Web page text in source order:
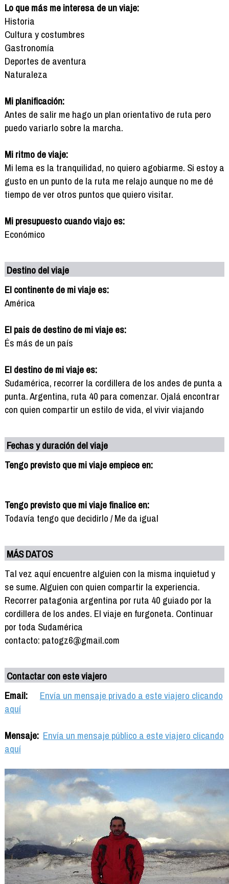
Lo que más me interesa de un viaje:
Historia
Cultura y costumbres
Gastronomía
Deportes de aventura
Naturaleza
Mi planificación:
Antes de salir me hago un plan orientativo de ruta pero
puedo variarlo sobre la marcha.
Mi ritmo de viaje:
Mi lema es la tranquilidad, no quiero agobiarme. Si estoy a
gusto en un punto de la ruta me relajo aunque no me dé
tiempo de ver otros puntos que quiero visitar.
Mi presupuesto cuando viajo es:
Económico
Destino del viaje
El continente de mi viaje es:
América
El pais de destino de mi viaje es:
És más de un país
El destino de mi viaje es:
Sudamérica, recorrer la cordillera de los andes de punta a
punta. Argentina, ruta 40 para comenzar. Ojalá encontrar
con quien compartir un estilo de vida, el vivir viajando
Fechas y duración del viaje
Tengo previsto que mi viaje empiece en:
Tengo previsto que mi viaje finalice en:
Todavía tengo que decidirlo / Me da igual
MÁS DATOS
Tal vez aquí encuentre alguien con la misma inquietud y
se sume. Alguien con quien compartir la experiencia.
Recorrer patagonia argentina por ruta 40 guiado por la
cordillera de los andes. El viaje en furgoneta. Continuar
por toda Sudamérica
contacto: patogz6@gmail.com
Contactar con este viajero
Email:
Envía un mensaje privado a este viajero clicando
aquí
Mensaje: Envía un mensaje público a este viajero clicando
aquí